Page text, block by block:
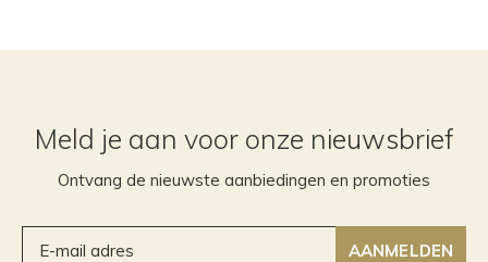
Meld je aan voor onze nieuwsbrief
Ontvang de nieuwste aanbiedingen en promoties
AANMELDEN